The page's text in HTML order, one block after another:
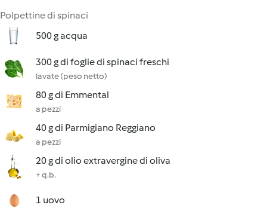
Polpettine di spinaci
500 g acqua
300 g di foglie di spinaci freschi
lavate (peso netto)
80 g di Emmental
a pezzi
40 g di Parmigiano Reggiano
a pezzi
20 g di olio extravergine di oliva
+ q.b.
1 uovo